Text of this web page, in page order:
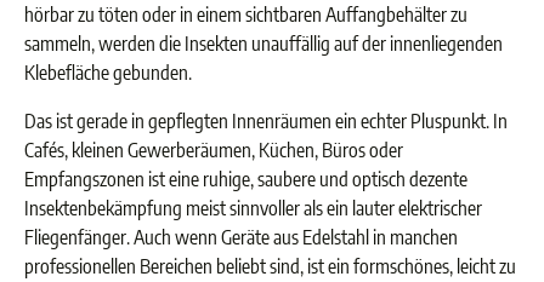
hörbar zu töten oder in einem sichtbaren Auffangbehälter zu
sammeln, werden die Insekten unauffällig auf der innenliegenden
Klebefläche gebunden.
Das ist gerade in gepflegten Innenräumen ein echter Pluspunkt. In
Cafés, kleinen Gewerberäumen, Küchen, Büros oder
Empfangszonen ist eine ruhige, saubere und optisch dezente
Insektenbekämpfung meist sinnvoller als ein lauter elektrischer
Fliegenfänger. Auch wenn Geräte aus Edelstahl in manchen
professionellen Bereichen beliebt sind, ist ein formschönes, leicht zu